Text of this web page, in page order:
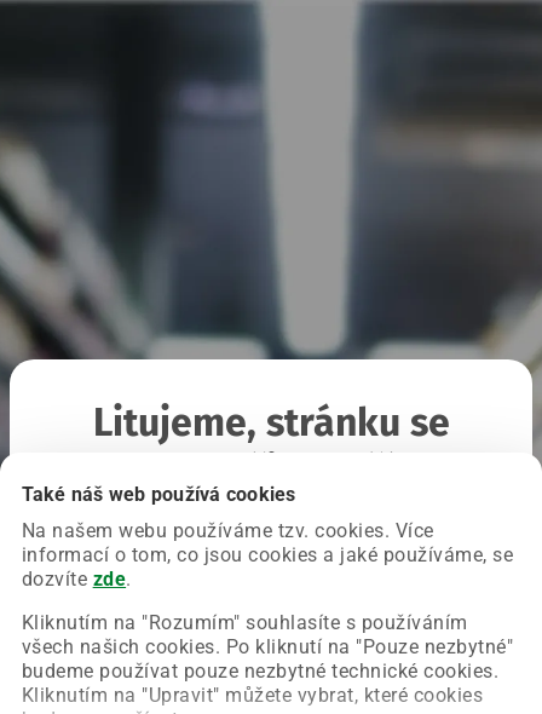
Také náš web používá cookies
Na našem webu používáme tzv. cookies. Více
informací o tom, co jsou cookies a jaké používáme, se
dozvíte zde.
Kliknutím na "Rozumím" souhlasíte s používáním
všech našich cookies. Po kliknutí na "Pouze nezbytné"
budeme používat pouze nezbytné technické cookies.
Kliknutím na "Upravit" můžete vybrat, které cookies
Litujeme, stránku se
Chyba nastala na naší straně a už ji opravujeme.
Zkuste prosím znovu načíst požadovanou stránku.
Obnovit stránku Úvodní strana